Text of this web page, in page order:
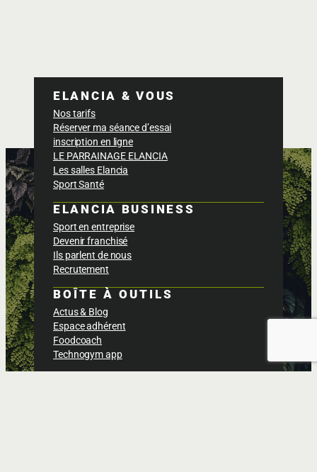
ELANCIA & VOUS
Nos tarifs
Réserver ma séance d’essai
inscription en ligne
LE PARRAINAGE ELANCIA
Les salles Elancia
Sport Santé
ELANCIA BUSINESS
Sport en entreprise
Devenir franchisé
Ils parlent de nous
Recrutement
BOÎTE À OUTILS
Actus & Blog
Espace adhérent
Foodcoach
Technogym app